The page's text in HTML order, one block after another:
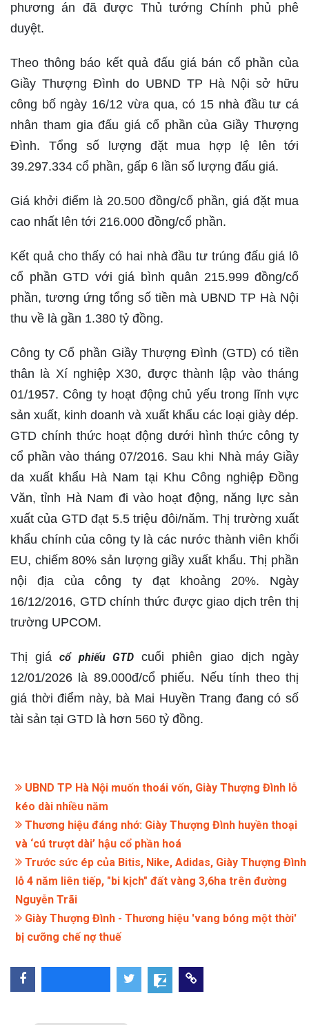
phương án đã được Thủ tướng Chính phủ phê
duyệt.
Theo thông báo kết quả đấu giá bán cổ phần của
Giầy Thượng Đình do UBND TP Hà Nội sở hữu
công bố ngày 16/12 vừa qua, có 15 nhà đầu tư cá
nhân tham gia đấu giá cổ phần của Giầy Thượng
Đình. Tổng số lượng đặt mua hợp lệ lên tới
39.297.334 cổ phần, gấp 6 lần số lượng đấu giá.
Giá khởi điểm là 20.500 đồng/cổ phần, giá đặt mua
cao nhất lên tới 216.000 đồng/cổ phần.
Kết quả cho thấy có hai nhà đầu tư trúng đấu giá lô
cổ phần GTD với giá bình quân 215.999 đồng/cổ
phần, tương ứng tổng số tiền mà UBND TP Hà Nội
thu về là gần 1.380 tỷ đồng.
Công ty Cổ phần Giầy Thượng Đình (GTD) có tiền
thân là Xí nghiệp X30, được thành lập vào tháng
01/1957. Công ty hoạt động chủ yếu trong lĩnh vực
sản xuất, kinh doanh và xuất khẩu các loại giày dép.
GTD chính thức hoạt động dưới hình thức công ty
cổ phần vào tháng 07/2016. Sau khi Nhà máy Giầy
da xuất khẩu Hà Nam tại Khu Công nghiệp Đồng
Văn, tỉnh Hà Nam đi vào hoạt động, năng lực sản
xuất của GTD đạt 5.5 triệu đôi/năm. Thị trường xuất
khẩu chính của công ty là các nước thành viên khối
EU, chiếm 80% sản lượng giầy xuất khẩu. Thị phần
nội địa của công ty đạt khoảng 20%. Ngày
16/12/2016, GTD chính thức được giao dịch trên thị
trường UPCOM.
Thị giácổ phiếu GTDcuối phiên giao dịch ngày
12/01/2026 là 89.000đ/cổ phiếu. Nếu tính theo thị
giá thời điểm này, bà Mai Huyền Trang đang có số
tài sản tại GTD là hơn 560 tỷ đồng.
UBND TP Hà Nội muốn thoái vốn, Giày Thượng Đình lỗ
kéo dài nhiều năm
Thương hiệu đáng nhớ: Giày Thượng Đình huyền thoại
và ‘cú trượt dài’ hậu cổ phần hoá
Trước sức ép của Bitis, Nike, Adidas, Giày Thượng Đình
lỗ 4 năm liên tiếp, "bi kịch" đất vàng 3,6ha trên đường
Nguyễn Trãi
Giày Thượng Đình - Thương hiệu 'vang bóng một thời'
bị cưỡng chế nợ thuế